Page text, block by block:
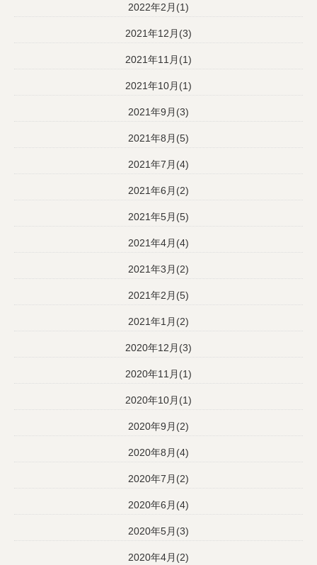
2022年2月(1)
2021年12月(3)
2021年11月(1)
2021年10月(1)
2021年9月(3)
2021年8月(5)
2021年7月(4)
2021年6月(2)
2021年5月(5)
2021年4月(4)
2021年3月(2)
2021年2月(5)
2021年1月(2)
2020年12月(3)
2020年11月(1)
2020年10月(1)
2020年9月(2)
2020年8月(4)
2020年7月(2)
2020年6月(4)
2020年5月(3)
2020年4月(2)